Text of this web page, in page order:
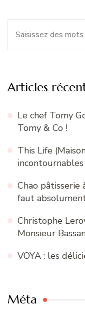
Articles
Le chef Tomy
Tomy & Co !
This Life
Chao pâtisserie
faut
Christophe
Monsieur
VOYA : les
Méta